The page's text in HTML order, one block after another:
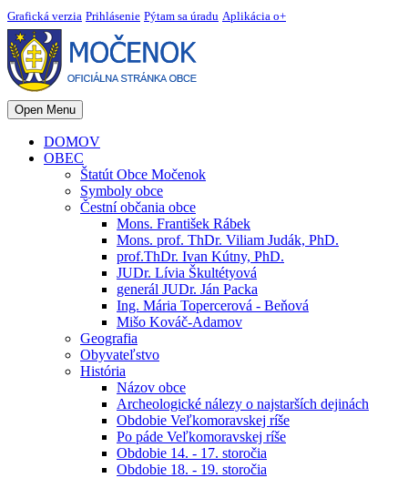
Grafická verzia Prihlásenie Pýtam sa úradu Aplikácia o+
Open Menu
DOMOV
OBEC
Štatút Obce Močenok
Symboly obce
Čestní občania obce
Mons. František Rábek
Mons. prof. ThDr. Viliam Judák, PhD.
prof.ThDr. Ivan Kútny, PhD.
JUDr. Lívia Škultétyová
generál JUDr. Ján Packa
Ing. Mária Topercerová - Beňová
Mišo Kováč-Adamov
Geografia
Obyvateľstvo
História
Názov obce
Archeologické nálezy o najstarších dejinách
Obdobie Veľkomoravskej ríše
Po páde Veľkomoravskej ríše
Obdobie 14. - 17. storočia
Obdobie 18. - 19. storočia